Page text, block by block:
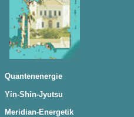
Quantenenergie
Yin-Shin-Jyutsu
Meridian-Energetik